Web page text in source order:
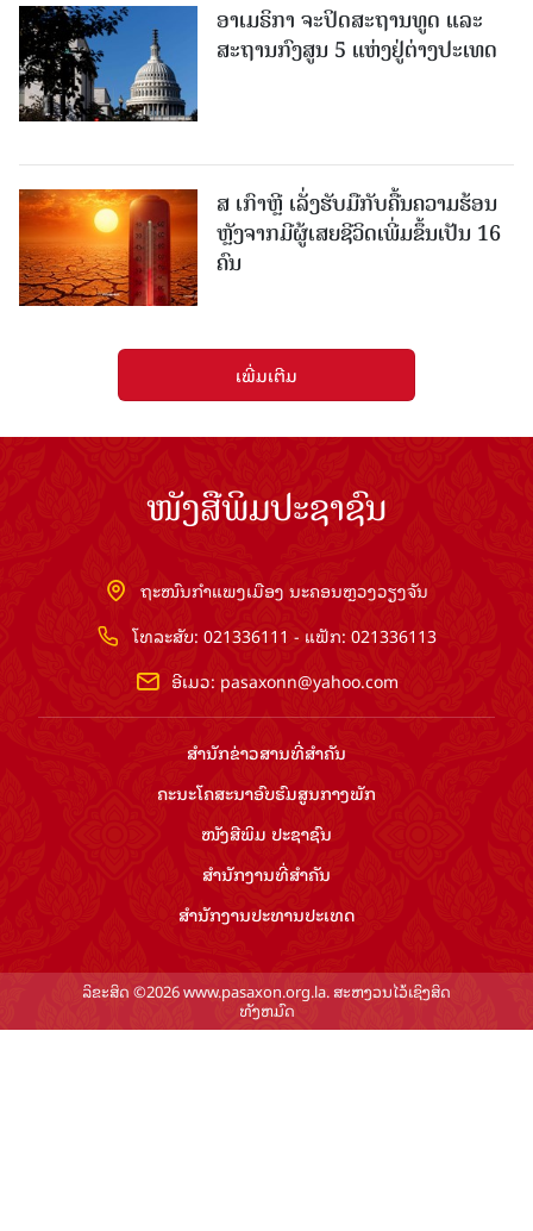
ອາເມຣິກາ ຈະປິດສະຖານທູດ ແ​ລະ
ສະຖານກົງສູນ 5 ແຫ່ງ​ຢູ່​ຕ່າງ​ປະ​ເທດ
ສ ເກົາຫຼີ ເລັ່ງຮັບມືກັບຄື້ນຄວາມຮ້ອນ
ຫຼັງຈາກມີຜູ້ເສຍຊີວິດເພີ່ມຂຶ້ນເປັນ 16
ຄົນ
ເພີ່ມເຕີມ
ໜັງສືພິມປະຊາຊົນ
ຖະໜົນກຳແພງເມືອງ ນະຄອນຫຼວງວຽງຈັນ
ໂທລະສັບ: 021336111 - ແຟັກ: 021336113
ອີເມວ: pasaxonn@yahoo.com
ສຳ​ນັກ​ຂ່າວ​ສານ​ທີ່​ສຳ​ຄັນ​
ຄະນະໂຄສະນາອົບຮົມ​ສູນ​ກາງ​ພັກ
ໜັງສືພິມ ປະ​ຊາ​ຊົນ
ສຳ​ນັກ​ງານ​ທີ່​ສຳ​ຄັນ
ສຳ​ນັກ​ງານ​ປະ​ທານ​ປະ​ເທດ
ລິຂະສິດ ©2026 www.pasaxon.org.la. ສະຫງວນໄວ້ເຊິງສິດ
ທັງຫມົດ